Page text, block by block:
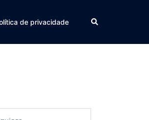
de privacidade Search